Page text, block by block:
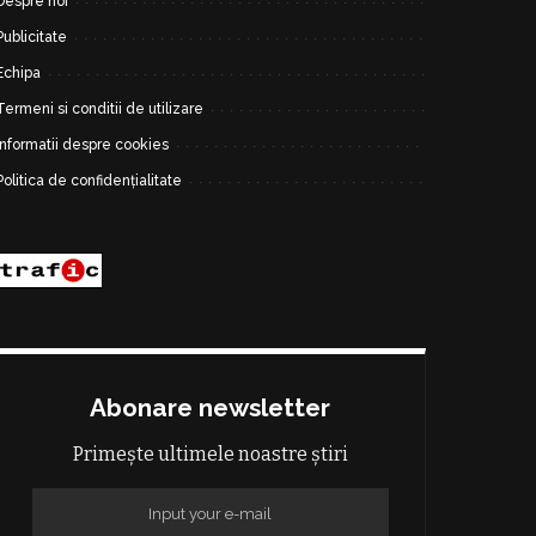
si conditii de utilizare
despre cookies
de confidențialitate
Abonare newsletter
Primește ultimele noastre știri